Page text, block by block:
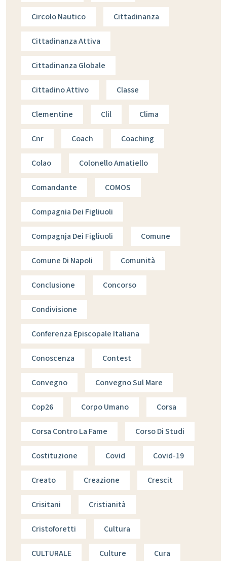
Circolo Nautico Cittadinanza
Cittadinanza Attiva
Cittadinanza Globale
Cittadino Attivo Classe
Clementine Clil Clima
Cnr Coach Coaching
Colao Colonello Amatiello
Comandante COMOS
Compagnia Dei Figliuoli
Compagnja Dei Figliuoli Comune
Comune Di Napoli Comunità
Conclusione Concorso
Condivisione
Conferenza Episcopale Italiana
Conoscenza Contest
Convegno Convegno Sul Mare
Cop26 Corpo Umano Corsa
Corsa Contro La Fame Corso Di Studi
Costituzione Covid Covid-19
Creato Creazione Crescit
Crisitani Cristianità
Cristoforetti Cultura
CULTURALE Culture Cura